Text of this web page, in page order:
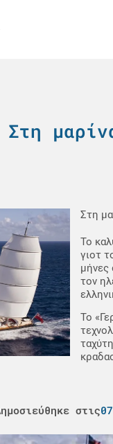
Στη
Στη
Το
γιοτ
μήνες
τον
Το
στις